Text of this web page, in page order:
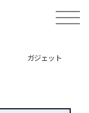
toggle
ガジェット